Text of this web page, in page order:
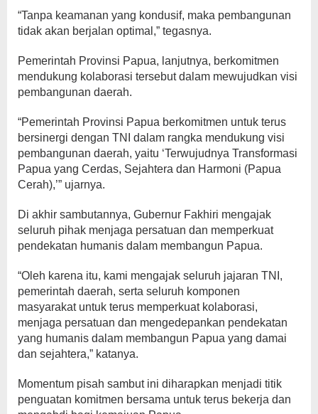
“Tanpa keamanan yang kondusif, maka pembangunan
tidak akan berjalan optimal,” tegasnya.
Pemerintah Provinsi Papua, lanjutnya, berkomitmen
mendukung kolaborasi tersebut dalam mewujudkan visi
pembangunan daerah.
“Pemerintah Provinsi Papua berkomitmen untuk terus
bersinergi dengan TNI dalam rangka mendukung visi
pembangunan daerah, yaitu ‘Terwujudnya Transformasi
Papua yang Cerdas, Sejahtera dan Harmoni (Papua
Cerah),’” ujarnya.
Di akhir sambutannya, Gubernur Fakhiri mengajak
seluruh pihak menjaga persatuan dan memperkuat
pendekatan humanis dalam membangun Papua.
“Oleh karena itu, kami mengajak seluruh jajaran TNI,
pemerintah daerah, serta seluruh komponen
masyarakat untuk terus memperkuat kolaborasi,
menjaga persatuan dan mengedepankan pendekatan
yang humanis dalam membangun Papua yang damai
dan sejahtera,” katanya.
Momentum pisah sambut ini diharapkan menjadi titik
penguatan komitmen bersama untuk terus bekerja dan